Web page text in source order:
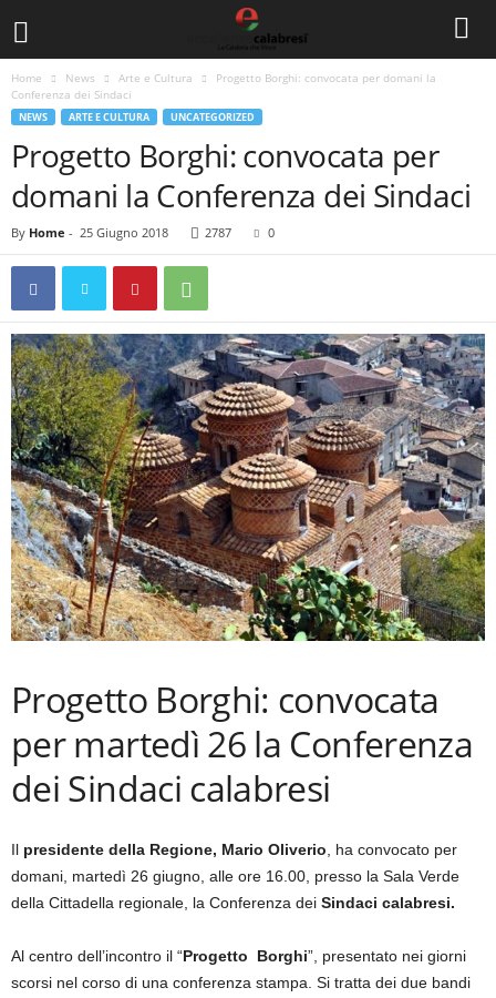
Home News Arte e Cultura
Progetto Borghi: convocata per domani la
Conferenza dei Sindaci
NEWS ARTE E CULTURA UNCATEGORIZED
Progetto Borghi: convocata per
domani la Conferenza dei Sindaci
By Home - 25 Giugno 2018 2787 0
Progetto Borghi: convocata
per martedì 26 la Conferenza
dei Sindaci calabresi
Il presidente della Regione, Mario Oliverio , ha convocato per
domani, martedì 26 giugno, alle ore 16.00, presso la Sala Verde
della Cittadella regionale, la Conferenza dei Sindaci calabresi.
Al centro dell’incontro il “Progetto Borghi”, presentato nei giorni
scorsi nel corso di una conferenza stampa. Si tratta dei due bandi